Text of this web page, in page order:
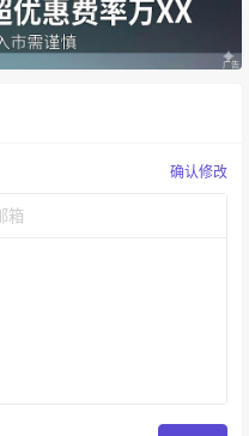
确认修改